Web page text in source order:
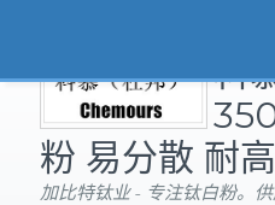
科
粉 易分散 耐
加比特钛业 - 专注钛白粉。